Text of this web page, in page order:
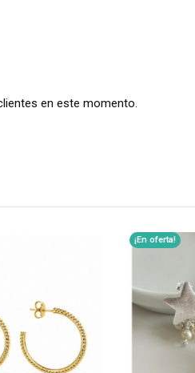
en este momento.
¡En oferta!